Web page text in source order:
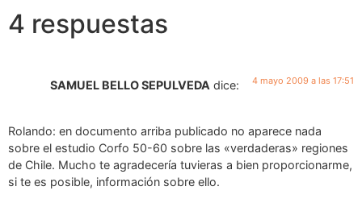
4 respuestas
SAMUEL BELLO SEPULVEDA dice: 4 mayo 2009 a las 17:51
Rolando: en documento arriba publicado no aparece nada
sobre el estudio Corfo 50-60 sobre las «verdaderas» regiones
de Chile. Mucho te agradecería tuvieras a bien proporcionarme,
si te es posible, información sobre ello.